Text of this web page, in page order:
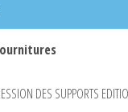
DES SUPPORTS